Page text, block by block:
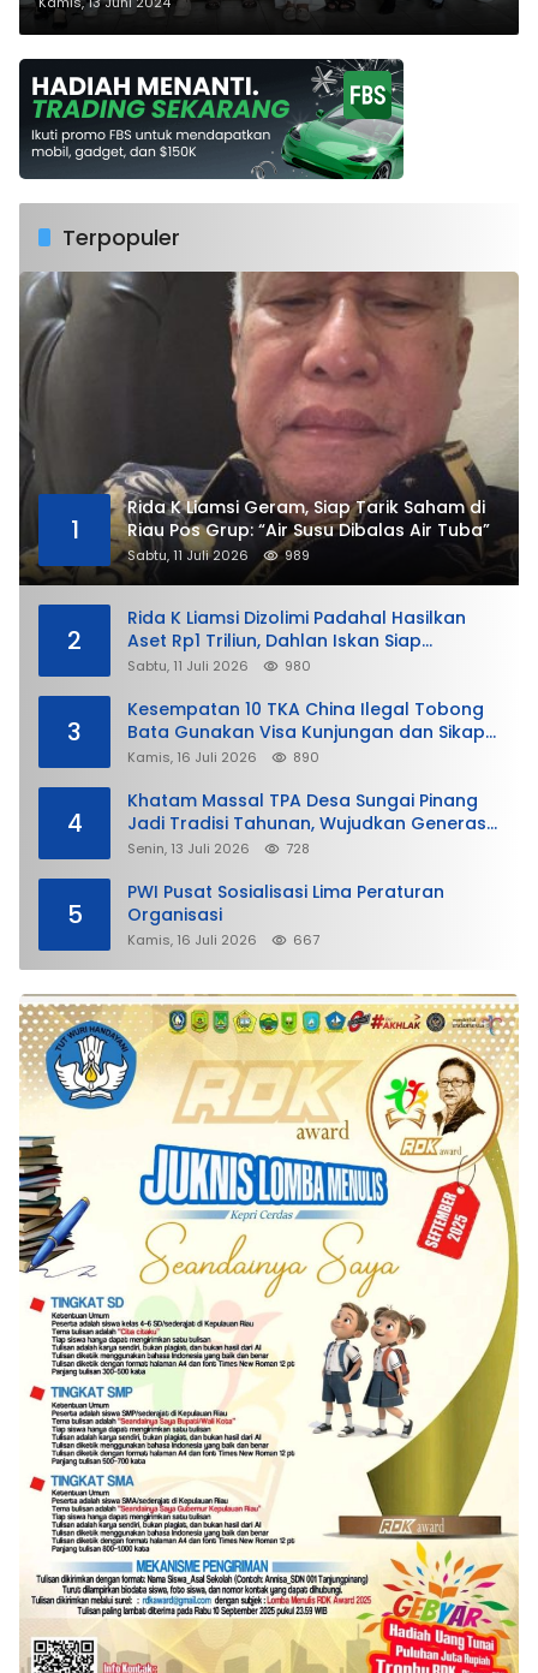
Terpopuler
1
Rida K Liamsi Geram, Siap Tarik Saham di
Riau Pos Grup: “Air Susu Dibalas Air Tuba”
Sabtu, 11 Juli 2026 989
2
Rida K Liamsi Dizolimi Padahal Hasilkan
Aset Rp1 Triliun, Dahlan Iskan Siap
Membela
Sabtu, 11 Juli 2026 980
3
Kesempatan 10 TKA China Ilegal Tobong
Bata Gunakan Visa Kunjungan dan Sikap
Lunak Ditjen Imigrasi Kepri?
Kamis, 16 Juli 2026 890
4
Khatam Massal TPA Desa Sungai Pinang
Jadi Tradisi Tahunan, Wujudkan Generasi
Qurani
Senin, 13 Juli 2026 728
5
PWI Pusat Sosialisasi Lima Peraturan
Organisasi
Kamis, 16 Juli 2026 667